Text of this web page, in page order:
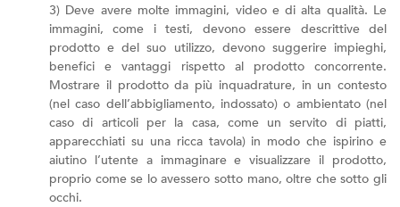
3) Deve avere molte immagini, video e di alta qualità. Le
immagini, come i testi, devono essere descrittive del
prodotto e del suo utilizzo, devono suggerire impieghi,
benefici e vantaggi rispetto al prodotto concorrente.
Mostrare il prodotto da più inquadrature, in un contesto
(nel caso dell’abbigliamento, indossato) o ambientato (nel
caso di articoli per la casa, come un servito di piatti,
apparecchiati su una ricca tavola) in modo che ispirino e
aiutino l’utente a immaginare e visualizzare il prodotto,
proprio come se lo avessero sotto mano, oltre che sotto gli
occhi.